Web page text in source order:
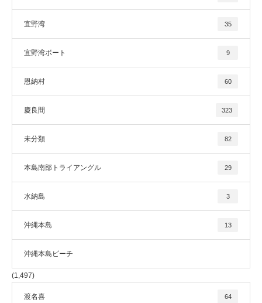
宜野湾 35
宜野湾ボート 9
恩納村 60
慶良間 323
未分類 82
本島南部トライアングル 29
水納島 3
沖縄本島 13
沖縄本島ビーチ
(1,497)
渡名喜 64